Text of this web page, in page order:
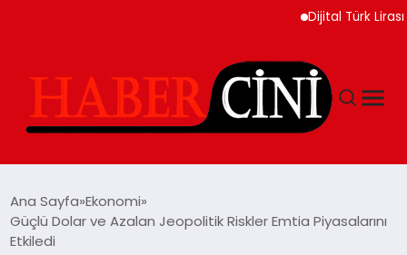
Dijital Türk Lirası
YAŞAM
Ana Sayfa Ekonomi
Güçlü Dolar ve Azalan Jeopolitik Riskler Emtia Piyasalarını
Etkiledi